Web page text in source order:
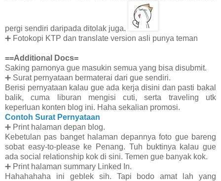
pergi sendiri daripada ditolak juga.
➕ Fotokopi KTP dan translate version asli punya teman
==Additional Docs=
Saking parnonya gue masukin semua yang bisa disubmit.
➕ Surat pernyataan bermaterai dari gue sendiri.
Berisi pernyataan kalau gue ada kerja disini dan pasti bakal
balik, cuma liburan mengisi cuti, serta traveling utk
keperluan konten blog ini. Haha sekalian promosi.
Contoh Surat Pernyataan
➕ Print halaman depan blog.
Kebetulan pas banget halaman depannya foto gue bareng
sobat easy-to-please ke Penang. Tuh buktinya kalau gue
ada social relationship kok di sini. Temen gue banyak kok.
➕ Print halaman summary Linked In.
Hahahahaha ini geblek sih. Tapi bodo amat lah yang